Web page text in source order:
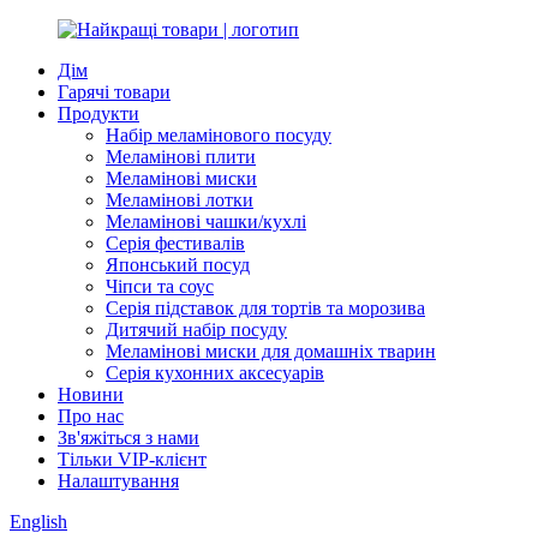
Дім
Гарячі товари
Продукти
Набір меламінового посуду
Меламінові плити
Меламінові миски
Меламінові лотки
Меламінові чашки/кухлі
Серія фестивалів
Японський посуд
Чіпси та соус
Серія підставок для тортів та морозива
Дитячий набір посуду
Меламінові миски для домашніх тварин
Серія кухонних аксесуарів
Новини
Про нас
Зв'яжіться з нами
Тільки VIP-клієнт
Налаштування
English